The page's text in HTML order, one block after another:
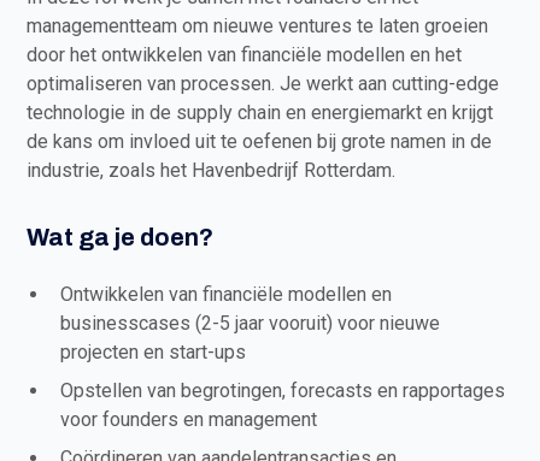
managementteam om nieuwe ventures te laten groeien
door het ontwikkelen van financiële modellen en het
optimaliseren van processen. Je werkt aan cutting-edge
technologie in de supply chain en energiemarkt en krijgt
de kans om invloed uit te oefenen bij grote namen in de
industrie, zoals het Havenbedrijf Rotterdam.
Wat ga je doen?
Ontwikkelen van financiële modellen en
businesscases (2-5 jaar vooruit) voor nieuwe
projecten en start-ups
Opstellen van begrotingen, forecasts en rapportages
voor founders en management